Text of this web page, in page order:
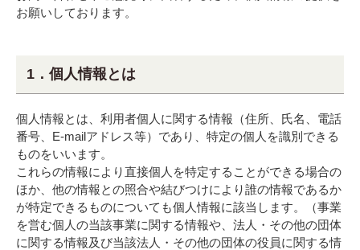
お願いしております。
1．個人情報とは
個人情報とは、利用者個人に関する情報（住所、氏名、電話
番号、E-mailアドレス等）であり、特定の個人を識別できる
ものをいいます。
これらの情報により直接個人を特定することができる場合の
ほか、他の情報との照合や結びつけにより誰の情報であるか
が特定できるものについても個人情報に該当します。（事業
を営む個人の当該事業に関する情報や、法人・その他の団体
に関する情報及び当該法人・その他の団体の役員に関する情